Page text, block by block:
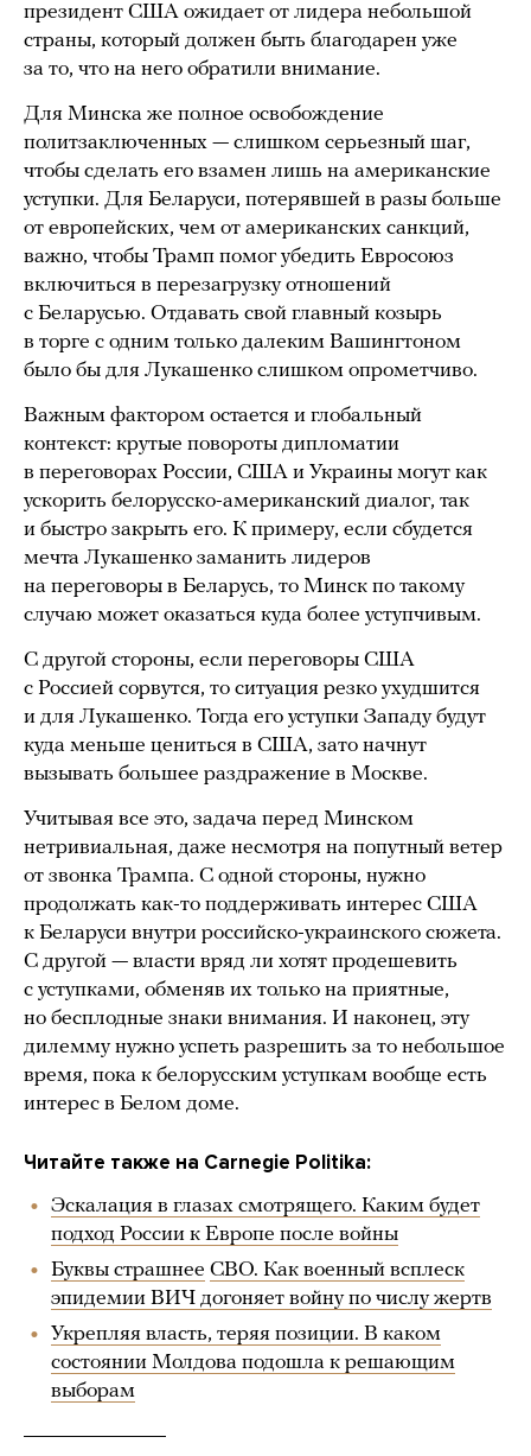
президент США ожидает от лидера небольшой
страны, который должен быть благодарен уже
за то, что на него обратили внимание.
Для Минска же полное освобождение
политзаключенных — слишком серьезный шаг,
чтобы сделать его взамен лишь на американские
уступки. Для Беларуси, потерявшей в разы больше
от европейских, чем от американских санкций,
важно, чтобы Трамп помог убедить Евросоюз
включиться в перезагрузку отношений
с Беларусью. Отдавать свой главный козырь
в торге с одним только далеким Вашингтоном
было бы для Лукашенко слишком опрометчиво.
Важным фактором остается и глобальный
контекст: крутые повороты дипломатии
в переговорах России, США и Украины могут как
ускорить белорусско-американский диалог, так
и быстро закрыть его. К примеру, если сбудется
мечта Лукашенко заманить лидеров
на переговоры в Беларусь, то Минск по такому
случаю может оказаться куда более уступчивым.
С другой стороны, если переговоры США
с Россией сорвутся, то ситуация резко ухудшится
и для Лукашенко. Тогда его уступки Западу будут
куда меньше цениться в США, зато начнут
вызывать большее раздражение в Москве.
Учитывая все это, задача перед Минском
нетривиальная, даже несмотря на попутный ветер
от звонка Трампа. С одной стороны, нужно
продолжать как-то поддерживать интерес США
к Беларуси внутри российско-украинского сюжета.
С другой — власти вряд ли хотят продешевить
с уступками, обменяв их только на приятные,
но бесплодные знаки внимания. И наконец, эту
дилемму нужно успеть разрешить за то небольшое
время, пока к белорусским уступкам вообще есть
интерес в Белом доме.
Читайте также на Carnegie Politika:
Эскалация в глазах смотрящего. Каким будет
подход России к Европе после войны
Буквы страшнее СВО. Как военный всплеск
эпидемии ВИЧ догоняет войну по числу жертв
Укрепляя власть, теряя позиции. В каком
состоянии Молдова подошла к решающим
выборам